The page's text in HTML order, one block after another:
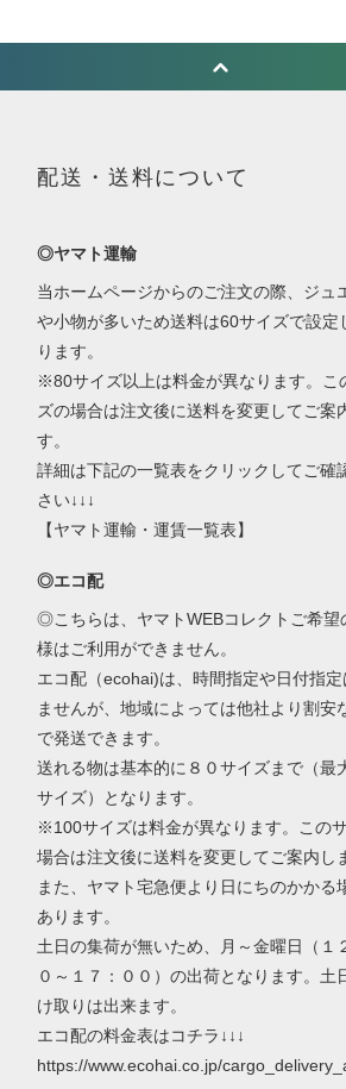
配送・送料について
◎ヤマト運輸
当ホームページからのご注文の際、ジュ
や小物が多いため送料は60サイズで設定
ります。
※80サイズ以上は料金が異なります。こ
ズの場合は注文後に送料を変更してご案
す。
詳細は下記の一覧表をクリックしてご確
さい↓↓↓
【ヤマト運輸・運賃一覧表】
◎エコ配
◎こちらは、ヤマトWEBコレクトご希望
様はご利用ができません。
エコ配（ecohai)は、時間指定や日付指
ませんが、地域によっては他社より割安
で発送できます。
送れる物は基本的に８０サイズまで（最
サイズ）となります。
※100サイズは料金が異なります。この
場合は注文後に送料を変更してご案内し
また、ヤマト宅急便より日にちのかかる
あります。
土日の集荷が無いため、月～金曜日（１
０～１７：００）の出荷となります。土
け取りは出来ます。
エコ配の料金表はコチラ↓↓↓
https://www.ecohai.co.jp/